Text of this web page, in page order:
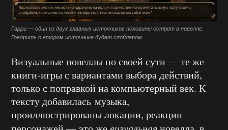
Гарри — один из двух главных источников половины острот в новелле.
Говорить о втором источнике будет спойлером.
Визуальные новеллы по своей сути — те же
книги-игры с вариантами выбора действий,
только с поправкой на компьютерный век. К
тексту добавилась музыка,
проиллюстрированы локации, реакции